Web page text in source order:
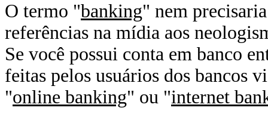
O termo "banking" nem
referências na mídia aos
Se você possui conta em banco
feitas pelos usuários dos bancos
"online banking" ou "internet